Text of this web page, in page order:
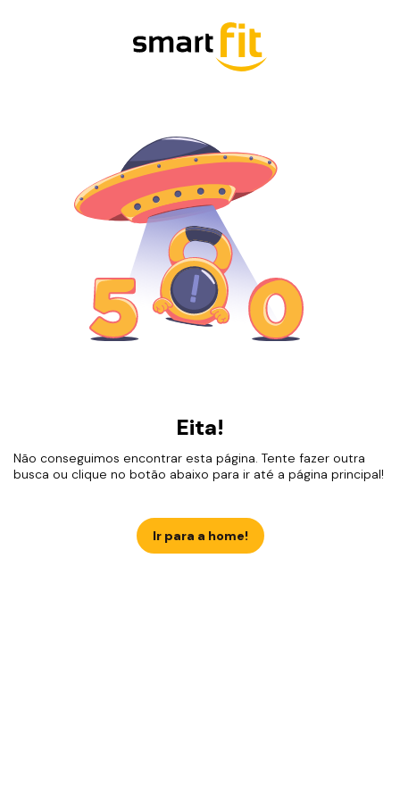
Eita!
Não conseguimos encontrar esta página. Tente fazer outra
busca ou clique no botão abaixo para ir até a página principal!
Ir para a home!